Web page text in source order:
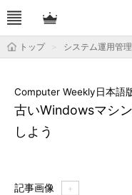
トップ システム運用管理
古いWindowsマシ
しよう
Computer Weekly日本語
記事画像 ＋